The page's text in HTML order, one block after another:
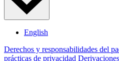
English
Derechos y responsabilidades del
prácticas de privacidad